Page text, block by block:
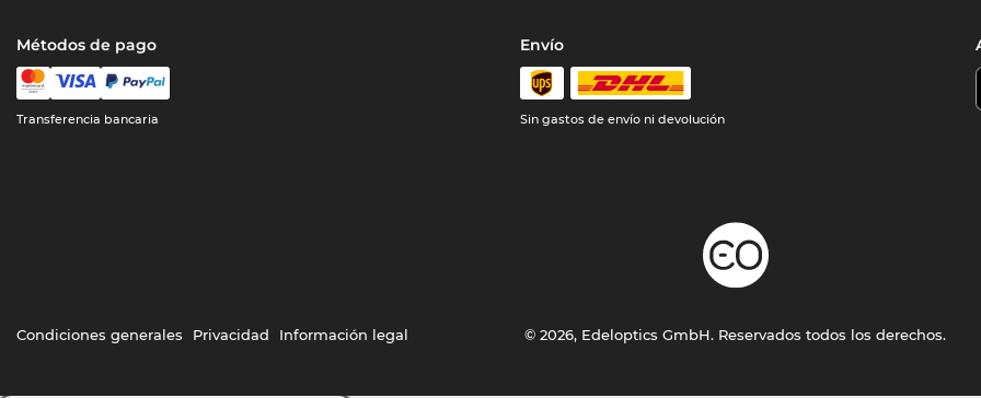
Métodos de pago
Transferencia bancaria
Envío
Sin gastos de envío ni devolución
Condiciones generales Privacidad Información legal © 2026, Edeloptics GmbH. Reservados todos los derechos.